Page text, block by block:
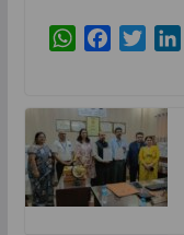
W
t
s
A
p
e
b
o
o
t
t
e
r